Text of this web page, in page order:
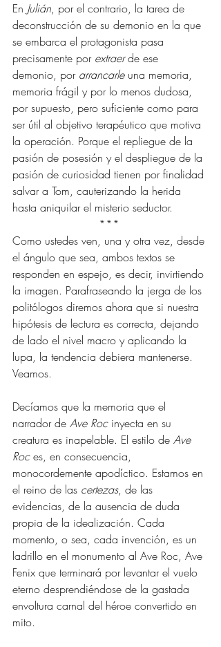
En Julián, por el contrario, la tarea de
deconstrucción de su demonio en la que
se embarca el protagonista pasa
precisamente por extraer de ese
demonio, por arrancarle una memoria,
memoria frágil y por lo menos dudosa,
por supuesto, pero suficiente como para
ser útil al objetivo terapéutico que motiva
la operación. Porque el repliegue de la
pasión de posesión y el despliegue de la
pasión de curiosidad tienen por finalidad
salvar a Tom, cauterizando la herida
hasta aniquilar el misterio seductor.
***
Como ustedes ven, una y otra vez, desde
el ángulo que sea, ambos textos se
responden en espejo, es decir, invirtiendo
la imagen. Parafraseando la jerga de los
politólogos diremos ahora que si nuestra
hipótesis de lectura es correcta, dejando
de lado el nivel macro y aplicando la
lupa, la tendencia debiera mantenerse.
Veamos.
Decíamos que la memoria que el
narrador de Ave Roc inyecta en su
creatura es inapelable. El estilo de Ave
Roc es, en consecuencia,
monocordemente apodíctico. Estamos en
el reino de las certezas, de las
evidencias, de la ausencia de duda
propia de la idealización. Cada
momento, o sea, cada invención, es un
ladrillo en el monumento al Ave Roc, Ave
Fenix que terminará por levantar el vuelo
eterno desprendiéndose de la gastada
envoltura carnal del héroe convertido en
mito.